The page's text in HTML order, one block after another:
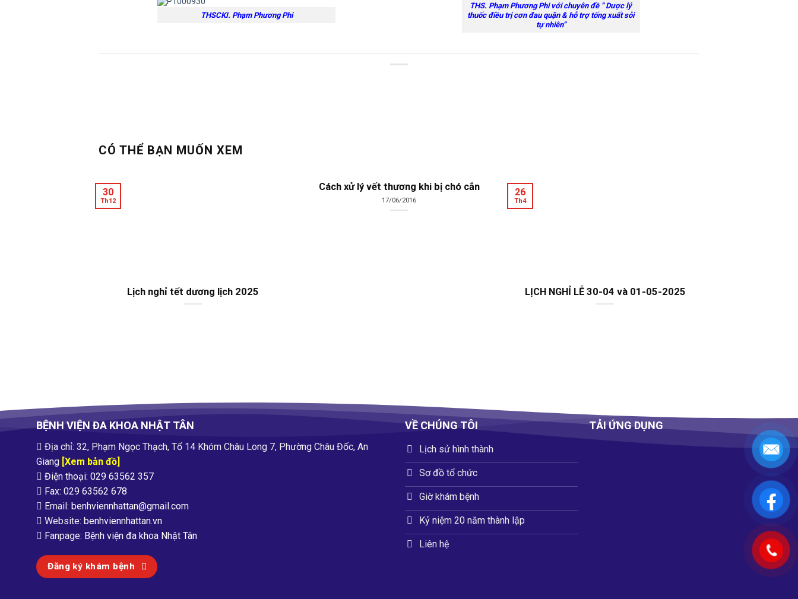
THSCKI. Phạm Phương Phi
THS. Phạm Phương Phi với chuyên đề ” Dược lý
thuốc điều trị cơn đau quặn & hỗ trợ tống xuất sỏi
tự nhiên”
CÓ THỂ BẠN MUỐN XEM
Lịch nghỉ tết dương lịch 2025
30
Th12
Cách xử lý vết thương khi bị chó cắn
17/06/2016
LỊCH NGHỈ LỄ 30-04 và 01-05-2025
26
Th4
BỆNH VIỆN ĐA KHOA NHẬT TÂN
Địa chỉ: 32, Phạm Ngọc Thạch, Tổ 14 Khóm Châu Long 7, Phường Châu Đốc, An
Giang[Xem bản đồ]
Điện thoại: 029 63562 357
Fax: 029 63562 678
Email: benhviennhattan@gmail.com
Website: benhviennhattan.vn
Fanpage: Bệnh viện đa khoa Nhật Tân
Đăng ký khám bệnh
VỀ CHÚNG TÔI
Lịch sử hình thành
Sơ đồ tổ chức
Giờ khám bệnh
Kỷ niệm 20 năm thành lập
Liên hệ
TẢI ỨNG DỤNG